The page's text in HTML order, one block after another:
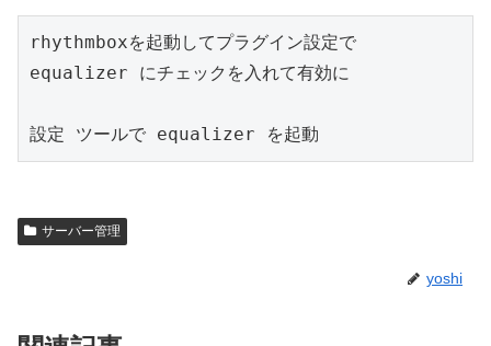
rhythmboxを起動してプラグイン設定で
equalizer にチェックを入れて有効に
設定 ツールで equalizer を起動
サーバー管理
yoshi